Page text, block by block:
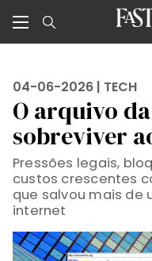
04-06-2026 | TECH
O arquivo
sobreviver
Pressões legais,
custos crescentes
que salvou mais de
internet